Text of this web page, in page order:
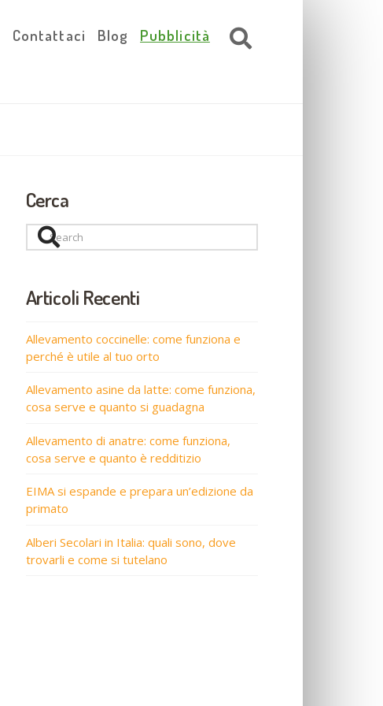
Contattaci Blog Pubblicità
Cerca
Search
Articoli Recenti
Allevamento coccinelle: come funziona e
perché è utile al tuo orto
Allevamento asine da latte: come funziona,
cosa serve e quanto si guadagna
Allevamento di anatre: come funziona,
cosa serve e quanto è redditizio
EIMA si espande e prepara un’edizione da
primato
Alberi Secolari in Italia: quali sono, dove
trovarli e come si tutelano